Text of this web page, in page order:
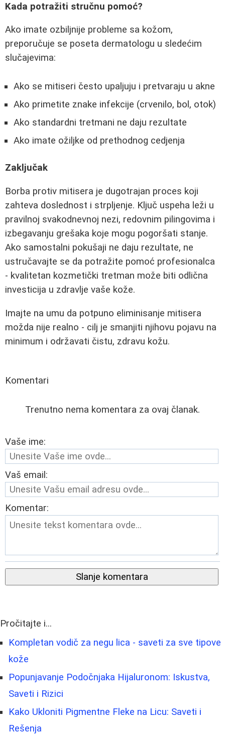
Kada potražiti stručnu pomoć?
Ako imate ozbiljnije probleme sa kožom,
preporučuje se poseta dermatologu u sledećim
slučajevima:
Ako se mitiseri često upaljuju i pretvaraju u akne
Ako primetite znake infekcije (crvenilo, bol, otok)
Ako standardni tretmani ne daju rezultate
Ako imate ožiljke od prethodnog cedjenja
Zaključak
Borba protiv mitisera je dugotrajan proces koji
zahteva doslednost i strpljenje. Ključ uspeha leži u
pravilnoj svakodnevnoj nezi, redovnim pilingovima i
izbegavanju grešaka koje mogu pogoršati stanje.
Ako samostalni pokušaji ne daju rezultate, ne
ustručavajte se da potražite pomoć profesionalca
- kvalitetan kozmetički tretman može biti odlična
investicija u zdravlje vaše kože.
Imajte na umu da potpuno eliminisanje mitisera
možda nije realno - cilj je smanjiti njihovu pojavu na
minimum i održavati čistu, zdravu kožu.
Komentari
Trenutno nema komentara za ovaj članak.
Vaše ime:
Vaš email:
Komentar:
Slanje komentara
Pročitajte i...
Kompletan vodič za negu lica - saveti za sve tipove
kože
Popunjavanje Podočnjaka Hijaluronom: Iskustva,
Saveti i Rizici
Kako Ukloniti Pigmentne Fleke na Licu: Saveti i
Rešenja